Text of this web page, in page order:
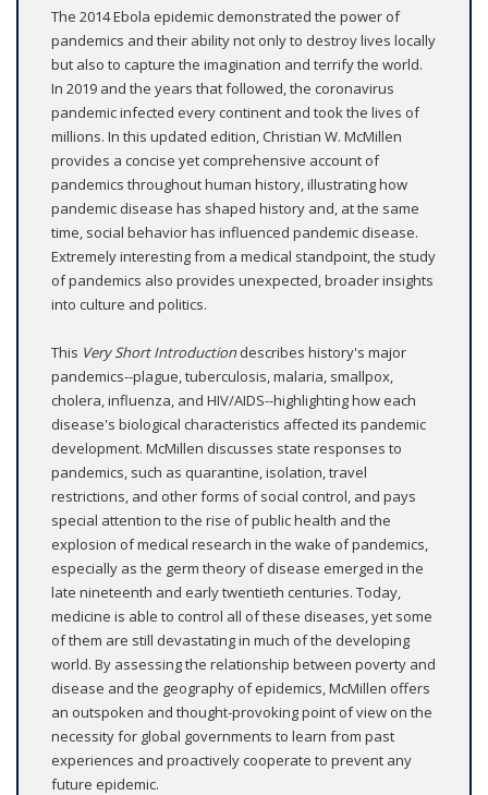
The 2014 Ebola epidemic demonstrated the power of
pandemics and their ability not only to destroy lives locally
but also to capture the imagination and terrify the world.
In 2019 and the years that followed, the coronavirus
pandemic infected every continent and took the lives of
millions. In this updated edition, Christian W. McMillen
provides a concise yet comprehensive account of
pandemics throughout human history, illustrating how
pandemic disease has shaped history and, at the same
time, social behavior has influenced pandemic disease.
Extremely interesting from a medical standpoint, the study
of pandemics also provides unexpected, broader insights
into culture and politics.
This Very Short Introductiondescribes history's major
pandemics--plague, tuberculosis, malaria, smallpox,
cholera, influenza, and HIV/AIDS--highlighting how each
disease's biological characteristics affected its pandemic
development. McMillen discusses state responses to
pandemics, such as quarantine, isolation, travel
restrictions, and other forms of social control, and pays
special attention to the rise of public health and the
explosion of medical research in the wake of pandemics,
especially as the germ theory of disease emerged in the
late nineteenth and early twentieth centuries. Today,
medicine is able to control all of these diseases, yet some
of them are still devastating in much of the developing
world. By assessing the relationship between poverty and
disease and the geography of epidemics, McMillen offers
an outspoken and thought-provoking point of view on the
necessity for global governments to learn from past
experiences and proactively cooperate to prevent any
future epidemic.